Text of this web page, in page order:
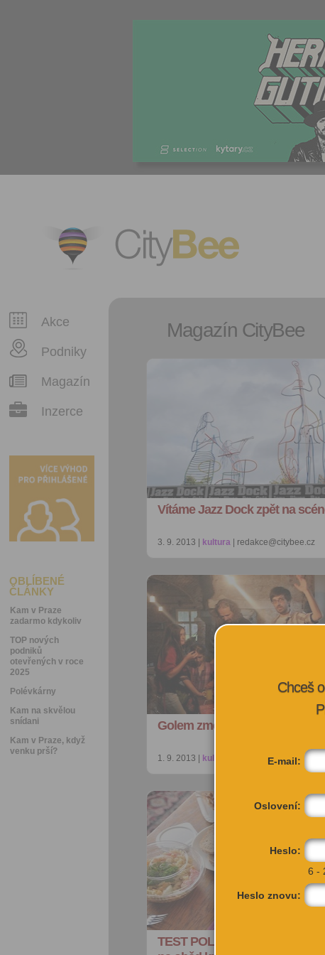
CityBee
Akce
Podniky
Magazín
Inzerce
OBLÍBENÉ
ČLÁNKY
Kam v Praze
zadarmo kdykoliv
TOP nových
podniků
otevřených v roce
2025
Polévkárny
Kam na skvělou
snídani
Kam v Praze, když
venku prší?
Magazín CityBee
Vítáme Jazz Dock zpět na
3. 9. 2013 | kultura | redakce@citybee.cz
Golem změní váš názor na
1. 9. 2013 | kultura | redakce@citybee.cz
TEST POLÉVKÁREN: Víme,
Chceš
E-mail:
Oslovení:
Heslo:
6 -
Heslo znovu: